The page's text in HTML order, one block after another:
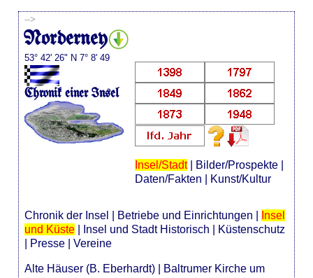
-->
Norderney
53° 42' 26" N 7° 8' 49
Chronik einer Insel
Insel/Stadt| Bilder/Prospekte|
Daten/Fakten
Kunst/Kultur
Chronik der Insel Betriebe und Einrichtungen
Insel
und Küste
Insel und Stadt Historisch
Küstenschutz
Presse |Vereine
Alte Häuser (B. Eberhardt)
Baltrumer Kirche um